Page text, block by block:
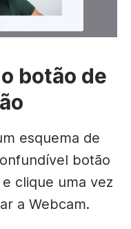
botão de
esquema de
botão
clique uma vez
a Webcam.